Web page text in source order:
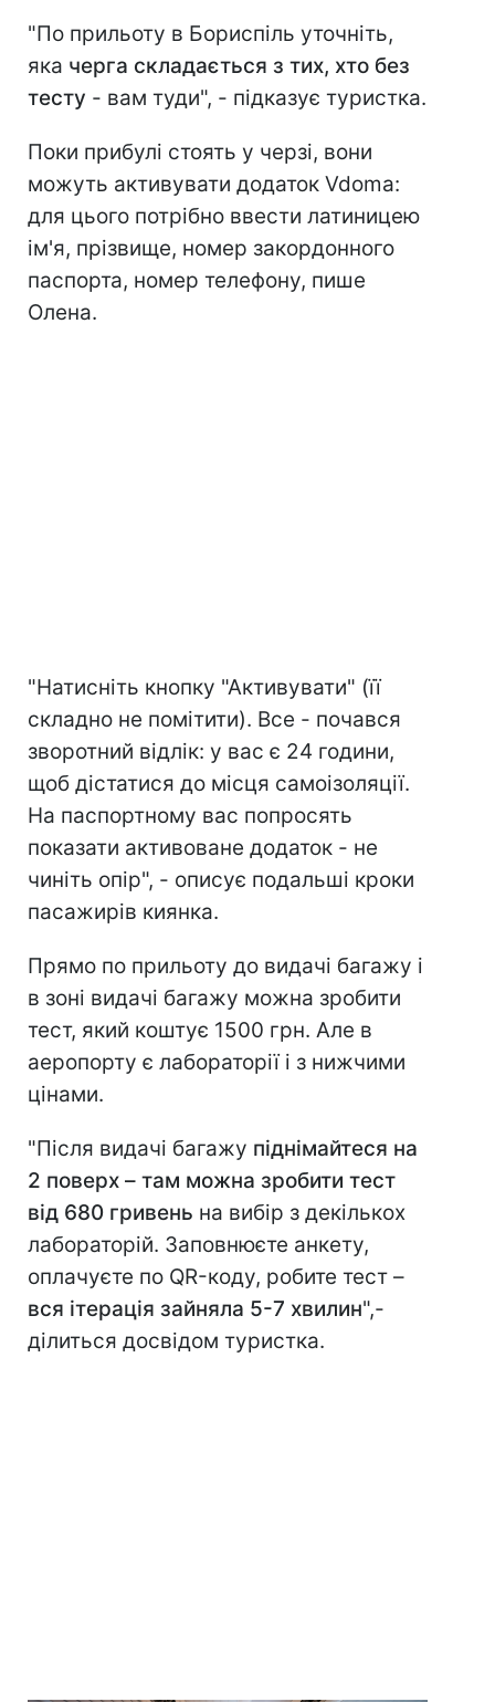
"По прильоту в Бориспіль уточніть,
яка черга складається з тих, хто без
тесту - вам туди", - підказує туристка.
Поки прибулі стоять у черзі, вони
можуть активувати додаток Vdoma:
для цього потрібно ввести латиницею
ім'я, прізвище, номер закордонного
паспорта, номер телефону, пише
Олена.
"Натисніть кнопку "Активувати" (її
складно не помітити). Все - почався
зворотний відлік: у вас є 24 години,
щоб дістатися до місця самоізоляції.
На паспортному вас попросять
показати активоване додаток - не
чиніть опір", - описує подальші кроки
пасажирів киянка.
Прямо по прильоту до видачі багажу і
в зоні видачі багажу можна зробити
тест, який коштує 1500 грн. Але в
аеропорту є лабораторії і з нижчими
цінами.
"Після видачі багажу піднімайтеся на
2 поверх – там можна зробити тест
від 680 гривень на вибір з декількох
лабораторій. Заповнюєте анкету,
оплачуєте по QR-коду, робите тест –
вся ітерація зайняла 5-7 хвилин",-
ділиться досвідом туристка.